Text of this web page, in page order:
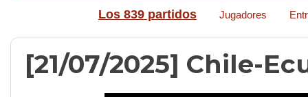
Los 839 partidos Jugadores
[21/07/2025] Chile-